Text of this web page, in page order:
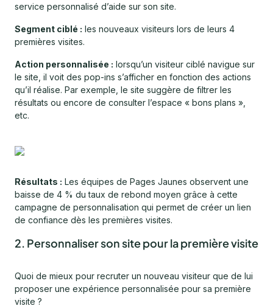
service personnalisé d’aide sur son site.
Segment ciblé : les nouveaux visiteurs lors de leurs 4
premières visites.
Action personnalisée : lorsqu’un visiteur ciblé navigue sur
le site, il voit des pop-ins s’afficher en fonction des actions
qu’il réalise. Par exemple, le site suggère de filtrer les
résultats ou encore de consulter l’espace « bons plans »,
etc.
Résultats : Les équipes de Pages Jaunes observent une
baisse de 4 % du taux de rebond moyen grâce à cette
campagne de personnalisation qui permet de créer un lien
de confiance dès les premières visites.
2. Personnaliser son site pour la première visite
Quoi de mieux pour recruter un nouveau visiteur que de lui
proposer une expérience personnalisée pour sa première
visite ?